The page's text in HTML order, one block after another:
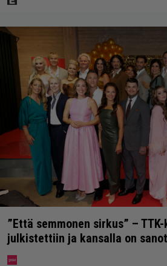
”Että semmonen sirkus” –
julkistettiin ja kansalla on